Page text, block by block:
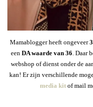
Mamablogger heeft ongeveer
een DA waarde van 36. Daar
webshop of dienst onder de
kan! Er zijn verschillende
media kitof mail